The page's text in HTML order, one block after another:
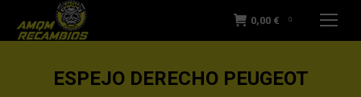
0,00 € 0
ESPEJO DERECHO PEUGEOT